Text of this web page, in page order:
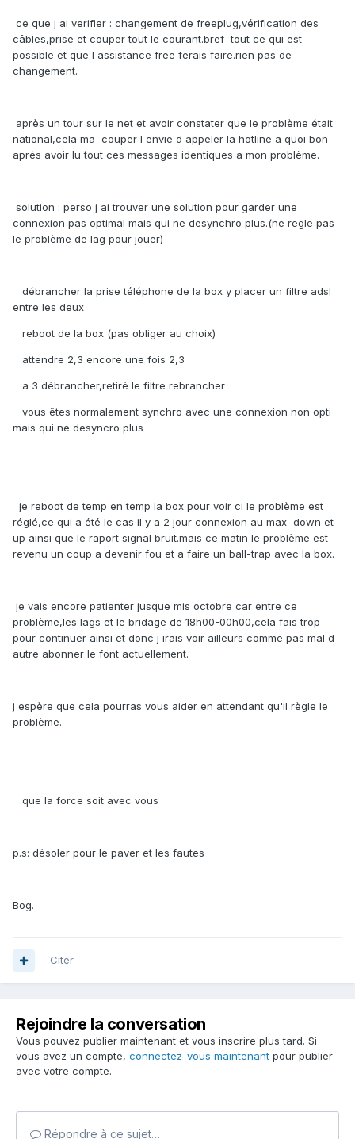
ce que j ai verifier : changement de freeplug,vérification des
câbles,prise et couper tout le courant.bref tout ce qui est
possible et que l assistance free ferais faire.rien pas de
changement.
après un tour sur le net et avoir constater que le problème était
national,cela ma couper l envie d appeler la hotline a quoi bon
après avoir lu tout ces messages identiques a mon problème.
solution : perso j ai trouver une solution pour garder une
connexion pas optimal mais qui ne desynchro plus.(ne regle pas
le problème de lag pour jouer)
débrancher la prise téléphone de la box y placer un filtre adsl
entre les deux
reboot de la box (pas obliger au choix)
attendre 2,3 encore une fois 2,3
a 3 débrancher,retiré le filtre rebrancher
vous êtes normalement synchro avec une connexion non opti
mais qui ne desyncro plus
je reboot de temp en temp la box pour voir ci le problème est
réglé,ce qui a été le cas il y a 2 jour connexion au max down et
up ainsi que le raport signal bruit.mais ce matin le problème est
revenu un coup a devenir fou et a faire un ball-trap avec la box.
je vais encore patienter jusque mis octobre car entre ce
problème,les lags et le bridage de 18h00-00h00,cela fais trop
pour continuer ainsi et donc j irais voir ailleurs comme pas mal d
autre abonner le font actuellement.
j espère que cela pourras vous aider en attendant qu'il règle le
problème.
que la force soit avec vous
p.s: désoler pour le paver et les fautes
Bog.
Citer
Rejoindre la conversation
Vous pouvez publier maintenant et vous inscrire plus tard. Si
vous avez un compte, connectez-vous maintenant pour publier
avec votre compte.
Répondre à ce sujet…